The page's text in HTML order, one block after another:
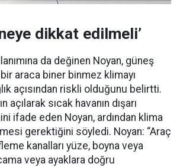
dikkat edilmeli’
da değinen Noyan, güneş
araca biner binmez klimayı
açısından riskli olduğunu belirtti.
açılarak sıcak havanın dışarı
ifade eden Noyan, ardından klima
gerektiğini söyledi. Noyan: “Araç
kanalları yüze, boyna veya
veya ayaklara doğru